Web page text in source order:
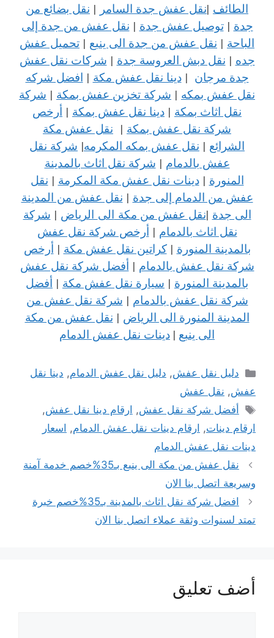
الطائف |نقل عفش جدة السامر | نقل بضائع من
جدة |توصيل عفش جدة | نقل عفش من جدة إلى
الباحة | نقل عفش من جدة الى ينبع | تحميل عفش
جده | نقل دبش العروسة جدة | شركات نقل عفش
جدة مرجان |دينا نقل عفش مكة | افضل شركه
نقل عفش بمكه | شركة تخزين عفش بمكة | شركة
نقل اثاث بمكة | دينا نقل عفش بمكة | أرخص
شركة نقل عفش بمكة | نقل عفش مكة
الشرائع | نقل عفش بمكه المكرمه| شركة نقل
عفش بالدمام | شركة نقل اثاث بالمدينة
المنورة |دينات نقل عفش مكة المكرمة | نقل
عفش من الدمام إلى جدة | نقل عفش من المدينة
الى جدة |نقل عفش من مكة الى الرياض | شركة
نقل اثاث بالدمام | أرخص شركة نقل عفش
بالمدينة المنورة |كراتين نقل عفش مكة | أرخص
شركة نقل عفش بالدمام | أفضل شركة نقل عفش
بالمدينة المنورة | سيارة نقل عفش مكة | أفضل
شركة نقل عفش بالدمام | شركة نقل عفش من
المدينة المنورة الى الرياض | نقل عفش من مكة
الى ينبع | دينات نقل عفش الدمام
التصنيفات
دليل نقل عفش, دليل نقل عفش الدمام, دينا نقل
عفش, نقل عفش
الوسوم
أفضل شركة نقل عفش, ارقام دينا نقل عفش,
ارقام دينات, ارقام دينات نقل عفش الدمام, اسعار
دينات نقل عفش الدمام
تصفّح
نقل عفش من مكة الى ينبع بـ35%خصم خدمة آمنة
وسريعة اتصل بنا الان
افضل شركة نقل اثاث بالمدينة بـ35%خصم خبرة
تمتد لسنوات وثقة عملاء اتصل بنا الان
أضف تعليق